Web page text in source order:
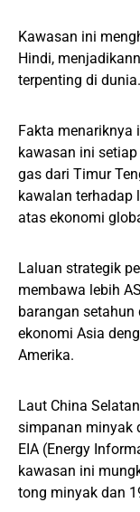
Kawasan ini
Hindi,
terpenting di dunia.
Fakta menariknya
kawasan ini
gas dari Timur
kawalan terhadap
atas ekonomi
Laluan strategik
membawa lebih
barangan setahun
ekonomi Asia
Amerika.
Laut China
simpanan minyak
EIA (Energy
kawasan ini
tong minyak dan